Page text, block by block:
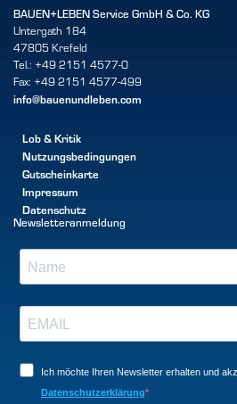
BAUEN+LEBEN Service GmbH & Co. KG
Untergath 184
47805 Krefeld
Tel.: +49 2151 4577-0
Fax: +49 2151 4577-499
info@bauenundleben.com
Lob & Kritik
Nutzungsbedingungen
Gutscheinkarte
Impressum
Datenschutz
Newsletteranmeldung
Ich möchte Ihren Newsletter erhalten und
Datenschutzerklärung